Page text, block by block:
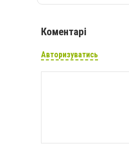
Коментарі
Авторизуватись